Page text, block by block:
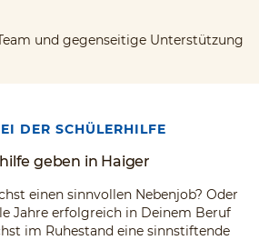
und gegenseitige Unterstützung
DER SCHÜLERHILFE
geben in Haiger
einen sinnvollen Nebenjob? Oder
Jahre erfolgreich in Deinem Beruf
im Ruhestand eine sinnstiftende